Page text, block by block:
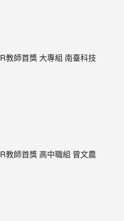
教師首獎 大專組 南臺科技
教師首獎 高中職組 曾文農